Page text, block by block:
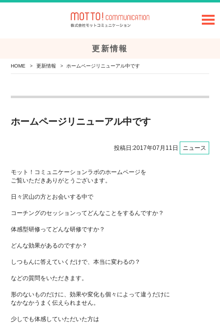
更新情報
HOME > 更新情報 > ホームページリニューアル中です
ホームページリニューアル中です
投稿日:2017年07月11日 ニュース
モット！コミュニケーションラボのホームページを
ご覧いただきありがとうございます。
日々沢山の方とお会いする中で
コーチングのセッションってどんなことをするんですか？
体感型研修ってどんな研修ですか？
どんな効果があるのですか？
しつもんに答えていくだけで、本当に変わるの？
などの質問をいただきます。
形のないものだけに、効果や変化も個々によって違うだけに
なかなかうまく伝えられません。
少しでも体感していただいた方は